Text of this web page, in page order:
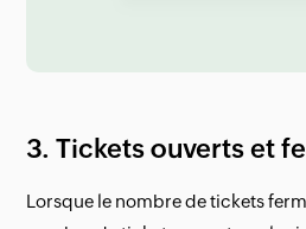
3. Tickets ouverts et
Lorsque le nombre de tickets